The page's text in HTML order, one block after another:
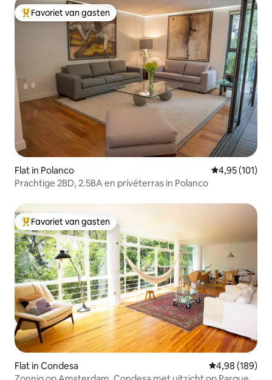
Topfavoriet van gasten
Favoriet van gasten
Flat in Polanco Gemiddelde
4,95 (101)
Prachtige 2BD, 2.5BA en privéterras in Polanco
Topfavoriet van gasten
Favoriet van gasten
Flat in Condesa Gemiddelde
4,98 (189)